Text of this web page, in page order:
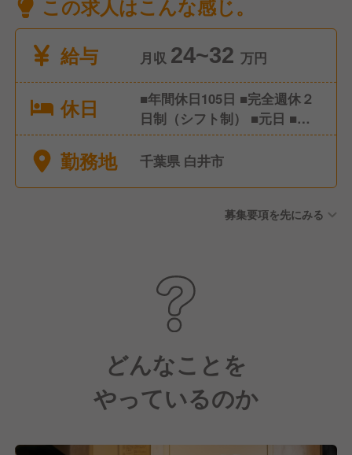
この求人はこんな感じ。
給与
月収 24~32 万円
休日
■年間休日105日 ■完全週休２
日制（シフト制） ■元日 ■誕
生日休暇 ■有給休暇（入社6か
月後、10日間付与）
勤務地 千葉県 白井市
募集要項を先にみる
どんなことを
やっているのか